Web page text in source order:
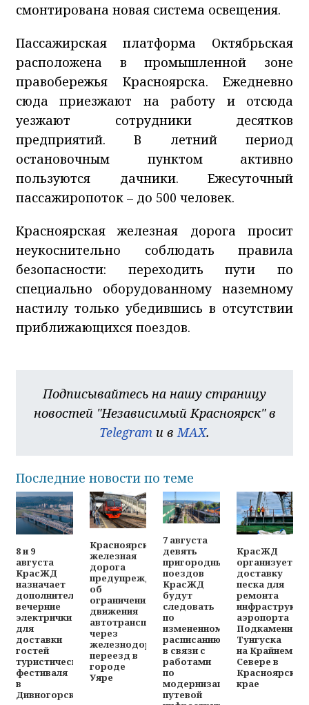
смонтирована новая система освещения.
Пассажирская платформа Октябрьская
расположена в промышленной зоне
правобережья Красноярска. Ежедневно
сюда приезжают на работу и отсюда
уезжают сотрудники десятков
предприятий. В летний период
остановочным пунктом активно
пользуются дачники. Ежесуточный
пассажиропоток – до 500 человек.
Красноярская железная дорога просит
неукоснительно соблюдать правила
безопасности: переходить пути по
специально оборудованному наземному
настилу только убедившись в отсутствии
приближающихся поездов.
Подписывайтесь на нашу страницу
новостей "Независимый Красноярск" в
Telegram и вMAX.
Последние новости по теме
8 и 9
августа
КрасЖД
назначает
дополнительные
вечерние
электрички
для
доставки
гостей
туристического
фестиваля
в
Дивногорске
Красноярская
железная
дорога
предупреждает
об
ограничениях
движения
автотранспорта
через
железнодорожный
переезд в
городе
Уяре
7 августа
девять
пригородных
поездов
КрасЖД
будут
следовать
по
измененному
расписанию
в связи с
работами
по
модернизации
путевой
КрасЖД
организует
доставку
песка для
ремонта
аэропорта
Подкаменная
Тунгуска
на Крайнем
Севере в
Красноярском
крае